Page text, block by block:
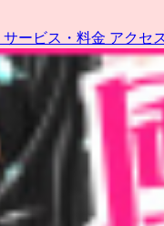
サービス・料金 アクセ